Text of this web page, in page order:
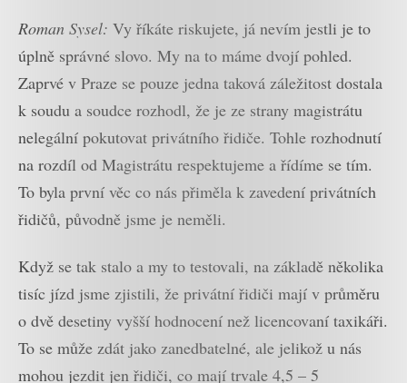
Roman Sysel: Vy říkáte riskujete, já nevím jestli je to
úplně správné slovo. My na to máme dvojí pohled.
Zaprvé v Praze se pouze jedna taková záležitost dostala
k soudu a soudce rozhodl, že je ze strany magistrátu
nelegální pokutovat privátního řidiče. Tohle rozhodnutí
na rozdíl od Magistrátu respektujeme a řídíme se tím.
To byla první věc co nás přiměla k zavedení privátních
řidičů, původně jsme je neměli.
Když se tak stalo a my to testovali, na základě několika
tisíc jízd jsme zjistili, že privátní řidiči mají v průměru
o dvě desetiny vyšší hodnocení než licencovaní taxikáři.
To se může zdát jako zanedbatelné, ale jelikož u nás
mohou jezdit jen řidiči, co mají trvale 4,5 – 5